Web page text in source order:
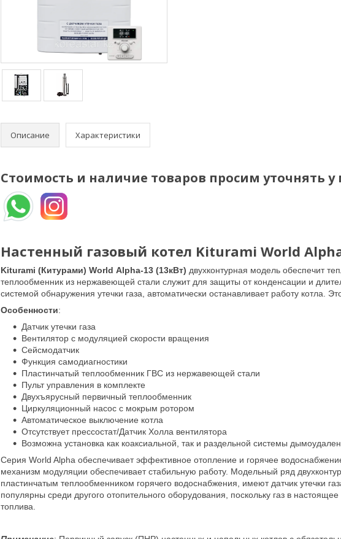
Описание Характеристики
Стоимость и наличие товаров просим уточнять
Настенный газовый котел Kiturami World
Kiturami (Китурами) World Alpha-13 (13кВт) двухконтурная модель обеспечит
теплообменник из нержавеющей стали служит для защиты от конденсации и
системой обнаружения утечки газа, автоматически останавливает работу котла.
Особенности:
Датчик утечки газа
Вентилятор с модуляцией скорости вращения
Сейсмодатчик
Функция самодиагностики
Пластинчатый теплообменник ГВС из нержавеющей стали
Пульт управления в комплекте
Двухъярусный первичный теплообменник
Циркуляционный насос с мокрым ротором
Автоматическое выключение котла
Отсутствует прессостат/Датчик Холла вентилятора
Возможна установка как коаксиальной, так и раздельной системы
Серия World Alpha обеспечивает эффективное отопление и горячее
механизм модуляции обеспечивает стабильную работу. Модельный ряд
пластинчатым теплообменником горячего водоснабжения, имеют датчик утечки
популярны среди другого отопительного оборудования, поскольку газ в
топлива.